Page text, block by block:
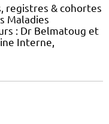
registres & cohortes
Maladies
: Dr Belmatoug et
Interne,